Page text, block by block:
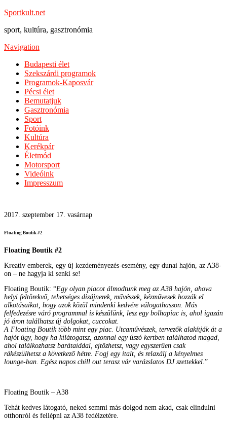
Sportkult.net
sport, kultúra, gasztronómia
Navigation
Budapesti élet
Szekszárdi programok
Programok-Kaposvár
Pécsi élet
Bemutatjuk
Gasztronómia
Sport
Fotóink
Kultúra
Kerékpár
Életmód
Motorsport
Videóink
Impresszum
2017. szeptember 17. vasárnap
Floating Boutik #2
Floating Boutik #2
Kreatív emberek, egy új kezdeményezés-esemény, egy dunai hajón, az A38-
on – ne hagyja ki senki se!
Floating Boutik: “Egy olyan piacot álmodtunk meg az A38 hajón, ahova
helyi feltörekvő, tehetséges dizájnerek, művészek, kézművesek hozzák el
alkotásaikat, hogy azok közül mindenki kedvére válogathasson. Más
felfedezésre váró programmal is készülünk, lesz egy bolhapiac is, ahol igazán
jó áron találhatsz új dolgokat, cuccokat.
A Floating Boutik több mint egy piac. Utcaművészek, tervezők alakítják át a
hajót úgy, hogy ha kilátogatsz, azonnal egy úszó kertben találhatod magad,
ahol találkozhatsz barátaiddal, ejtőzhetsz, vagy egyszerűen csak
rákészülhetsz a következő hétre. Fogj egy italt, és relaxálj a kényelmes
lounge-ban. Egész napos chill out terasz vár varázslatos DJ szettekkel. ”
Floating Boutik – A38
Tehát kedves látogató, neked semmi más dolgod nem akad, csak elindulni
otthonról és fellépni az A38 fedélzetére.